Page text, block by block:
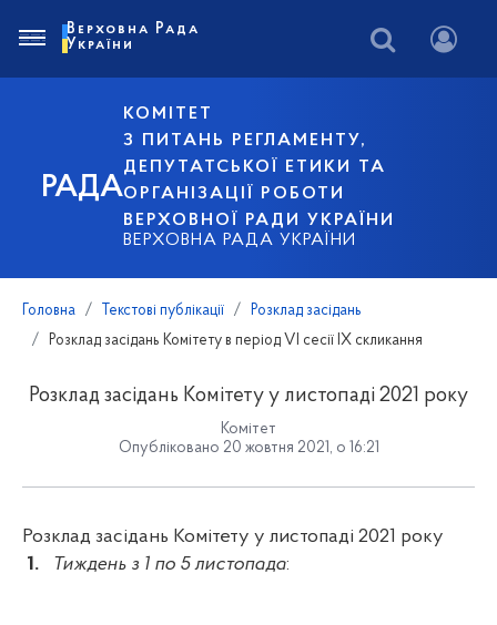
РАДА
КОМІТЕТ
З ПИТАНЬ РЕГЛАМЕНТУ,
ДЕПУТАТСЬКОЇ ЕТИКИ ТА
ОРГАНІЗАЦІЇ РОБОТИ
ВЕРХОВНОЇ РАДИ УКРАЇНИ
ВЕРХОВНА РАДА УКРАЇНИ
Верховна Рада
України
Головна Текстові публікації
Розклад засідань
Розклад засідань Комітету в період VI сесії IX скликання
Розклад засідань Комітету у листопаді 2021 року
Комітет
Опубліковано 20 жовтня 2021, о 16:21
Розклад засідань Комітету у листопаді 2021 року
1.
Тиждень з 1 по 5 листопада: